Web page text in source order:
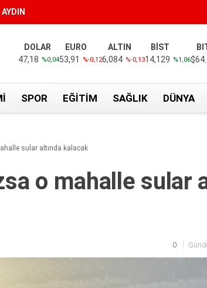
AYDIN
DOLAR
47,18 %0,04
EURO
53,91
%-0,12
ALTIN
6,084 %-0,13
BİST
14,129 %1,06
SPOR EĞITIM SAĞLIK DÜNYA
sular altında kalacak
o mahalle sular
0